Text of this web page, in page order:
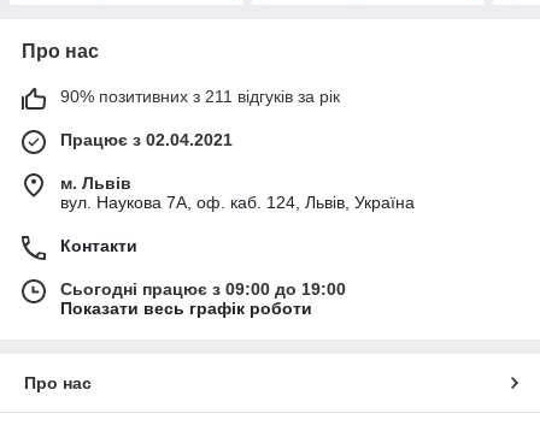
Про нас
90% позитивних з 211 відгуків за рік
Працює з 02.04.2021
м. Львів
вул. Наукова 7А, оф. каб. 124, Львів, Україна
Контакти
Сьогодні працює з 09:00 до 19:00
Показати весь графік роботи
Про нас